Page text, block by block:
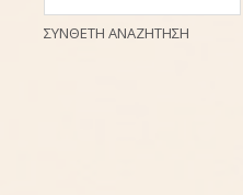
ΣΥΝΘΕΤΗ ΑΝΑΖΗΤΗΣΗ